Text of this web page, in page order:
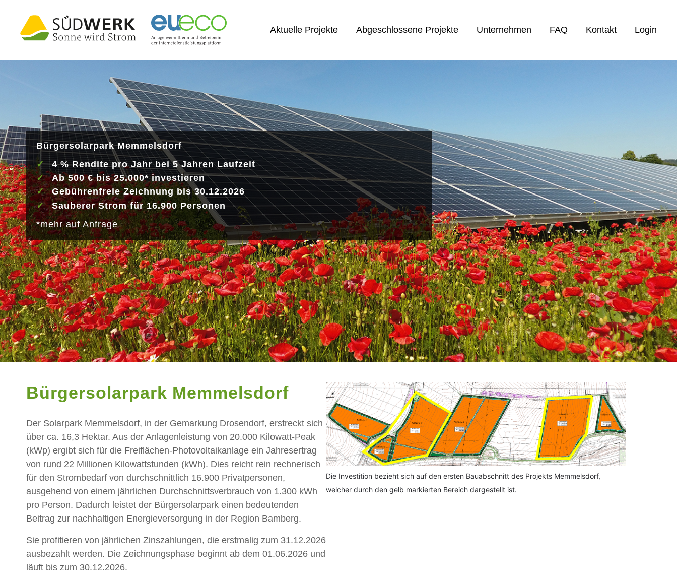
Aktuelle Projekte Abgeschlossene Projekte Unternehmen FAQ Kontakt Login
Bürgersolarpark Memmelsdorf
4 % Rendite pro Jahr bei 5 Jahren Laufzeit
Ab 500 € bis 25.000* investieren
Gebührenfreie Zeichnung bis 30.12.2026
Sauberer Strom für 16.900 Personen
*mehr auf Anfrage
Bürgersolarpark Memmelsdorf
Der Solarpark Memmelsdorf, in der Gemarkung Drosendorf, erstreckt sich
über ca. 16,3 Hektar. Aus der Anlagenleistung von 20.000 Kilowatt-Peak
(kWp) ergibt sich für die Freiflächen-Photovoltaikanlage ein Jahresertrag
von rund 22 Millionen Kilowattstunden (kWh). Dies reicht rein rechnerisch
für den Strombedarf von durchschnittlich 16.900 Privatpersonen,
ausgehend von einem jährlichen Durchschnittsverbrauch von 1.300 kWh
pro Person. Dadurch leistet der Bürgersolarpark einen bedeutenden
Beitrag zur nachhaltigen Energieversorgung in der Region Bamberg.
Sie profitieren von jährlichen Zinszahlungen, die erstmalig zum 31.12.2026
ausbezahlt werden. Die Zeichnungsphase beginnt ab dem 01.06.2026 und
läuft bis zum 30.12.2026.
Die Investition bezieht sich auf den ersten Bauabschnitt des Projekts Memmelsdorf,
welcher durch den gelb markierten Bereich dargestellt ist.